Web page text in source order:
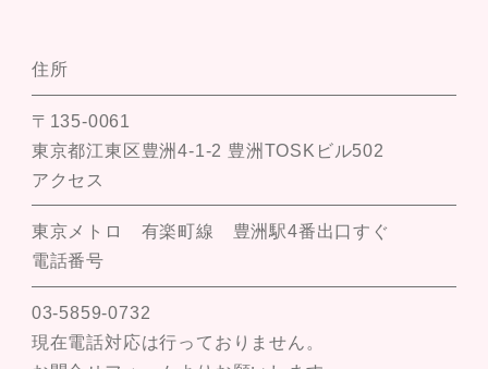
住所
〒135-0061
東京都江東区豊洲4-1-2 豊洲TOSKビル502
アクセス
東京メトロ 有楽町線 豊洲駅4番出口すぐ
電話番号
03-5859-0732
現在電話対応は行っておりません。